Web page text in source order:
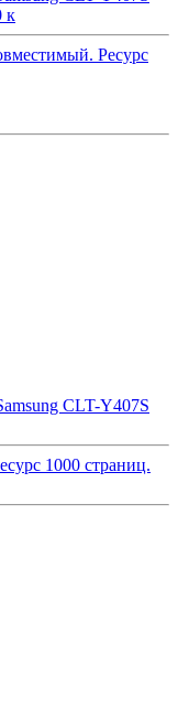
к
Ресурс
CLT-Y407S
1000 страниц.